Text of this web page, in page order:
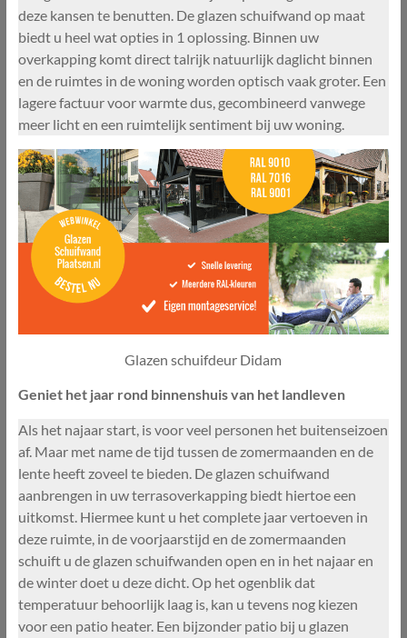
deze kansen te benutten. De glazen schuifwand op maat
biedt u heel wat opties in 1 oplossing. Binnen uw
overkapping komt direct talrijk natuurlijk daglicht binnen
en de ruimtes in de woning worden optisch vaak groter. Een
lagere factuur voor warmte dus, gecombineerd vanwege
meer licht en een ruimtelijk sentiment bij uw woning.
Glazen schuifdeur Didam
Geniet het jaar rond binnenshuis van het landleven
Als het najaar start, is voor veel personen het buitenseizoen
af. Maar met name de tijd tussen de zomermaanden en de
lente heeft zoveel te bieden. De glazen schuifwand
aanbrengen in uw terrasoverkapping biedt hiertoe een
uitkomst. Hiermee kunt u het complete jaar vertoeven in
deze ruimte, in de voorjaarstijd en de zomermaanden
schuift u de glazen schuifwanden open en in het najaar en
de winter doet u deze dicht. Op het ogenblik dat
temperatuur behoorlijk laag is, kan u tevens nog kiezen
voor een patio heater. Een bijzonder patio bij u glazen